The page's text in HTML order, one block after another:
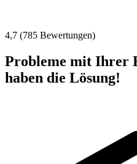
4,7 (785 Bewertungen)
Probleme mit Ihrer
haben die Lösung!